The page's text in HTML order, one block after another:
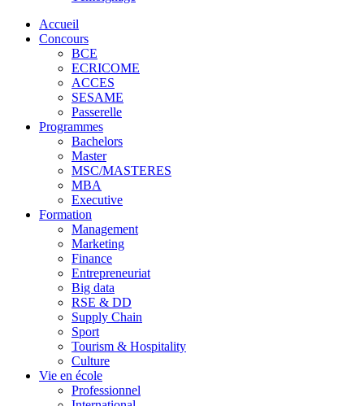
Accueil
Concours
BCE
ECRICOME
ACCES
SESAME
Passerelle
Programmes
Bachelors
Master
MSC/MASTERES
MBA
Executive
Formation
Management
Marketing
Finance
Entrepreneuriat
Big data
RSE & DD
Supply Chain
Sport
Tourism & Hospitality
Culture
Vie en école
Professionnel